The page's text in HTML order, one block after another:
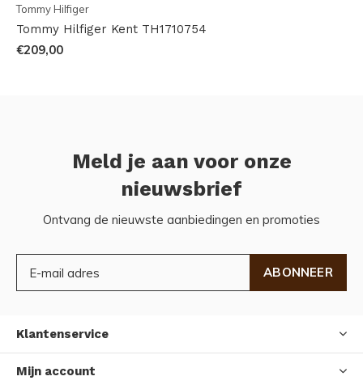
Tommy Hilfiger
Tommy Hilfiger Kent TH1710754
€209,00
Meld je aan voor onze
nieuwsbrief
Ontvang de nieuwste aanbiedingen en promoties
ABONNEER
Klantenservice
Mijn account